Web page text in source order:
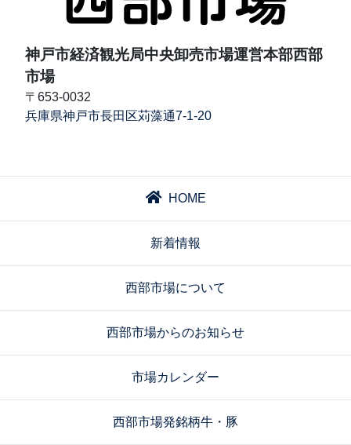
神戸市経済観光局中央卸売市場運営本部西部
市場
〒653-0032
兵庫県神戸市長田区苅藻通7-1-20
HOME
新着情報
西部市場について
西部市場からのお知らせ
市場カレンダー
西部市場発銘柄牛・豚